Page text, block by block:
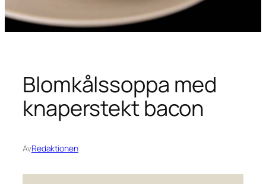
Blomkålssoppa med
knaperstekt bacon
AvRedaktionen